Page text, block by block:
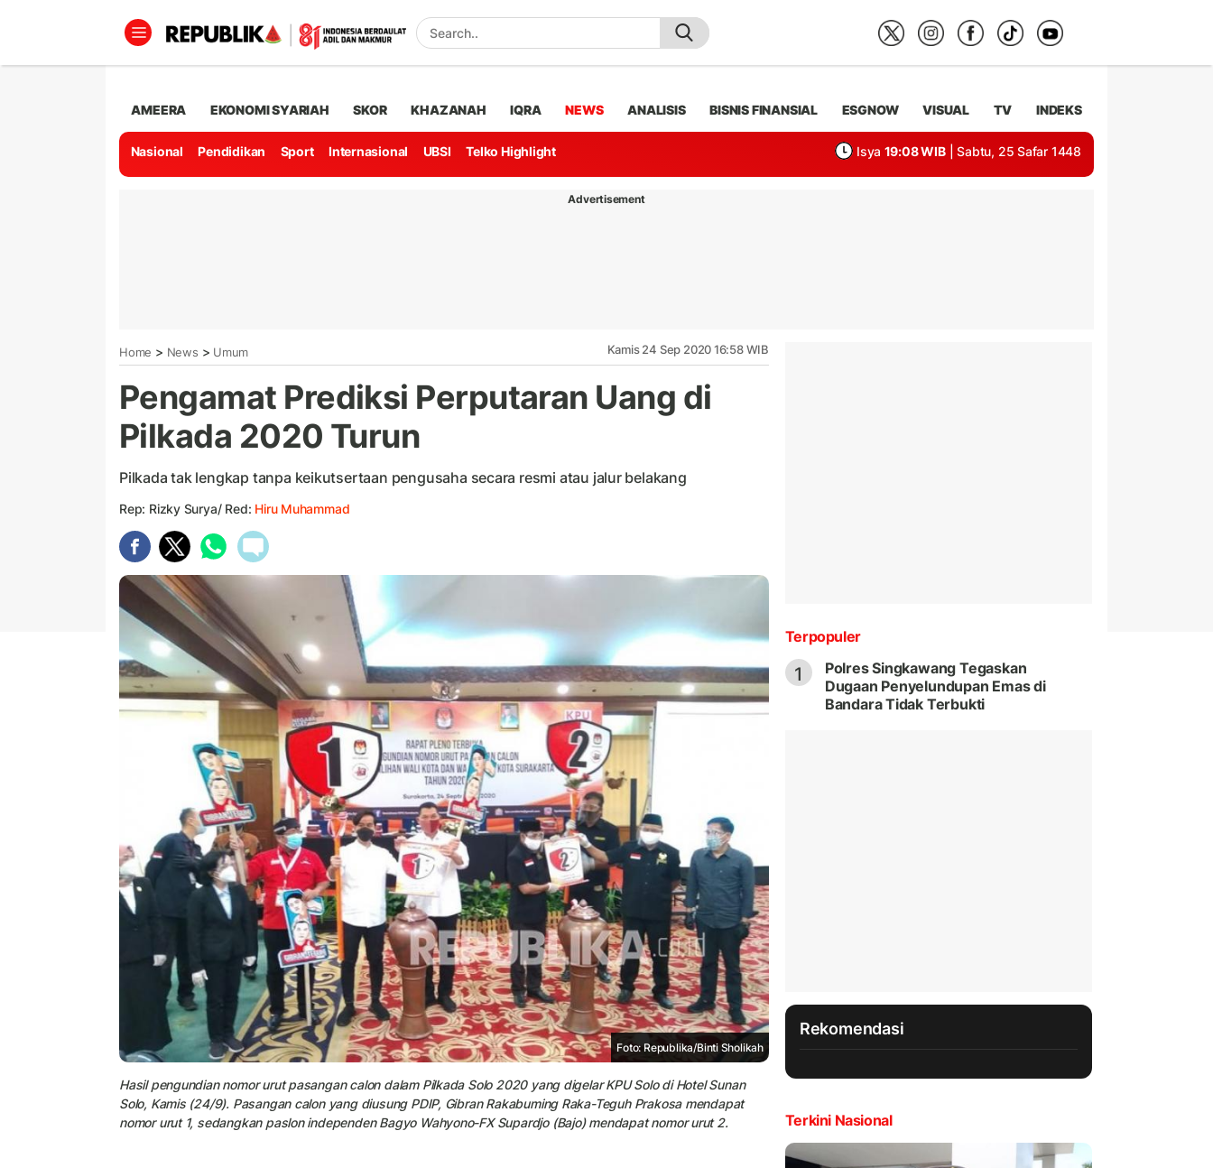
AMEERA EKONOMI SYARIAH SKOR KHAZANAH IQRA NEWS ANALISIS BISNIS FINANSIAL ESGNOW VISUAL TV INDEKS
Nasional Pendidikan Sport Internasional UBSI Telko Highlight Isya 19:08 WIB | Sabtu, 25 Safar 1448
Advertisement
Home > News > Umum Kamis 24 Sep 2020 16:58 WIB
Pengamat Prediksi Perputaran Uang di
Pilkada 2020 Turun
Pilkada tak lengkap tanpa keikutsertaan pengusaha secara resmi atau jalur belakang
Rep: Rizky Surya/ Red: Hiru Muhammad
Foto: Republika/Binti Sholikah
Hasil pengundian nomor urut pasangan calon dalam Pilkada Solo 2020 yang digelar KPU Solo di Hotel Sunan
Solo, Kamis (24/9). Pasangan calon yang diusung PDIP, Gibran Rakabuming Raka-Teguh Prakosa mendapat
nomor urut 1, sedangkan paslon independen Bagyo Wahyono-FX Supardjo (Bajo) mendapat nomor urut 2.
Terpopuler
1
Polres Singkawang Tegaskan
Dugaan Penyelundupan Emas di
Bandara Tidak Terbukti
Rekomendasi
Terkini Nasional